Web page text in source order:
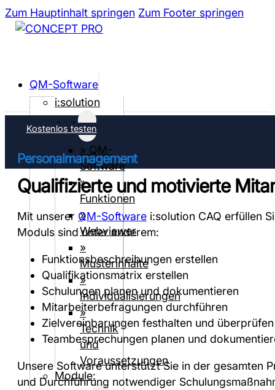
Zum Hauptinhalt springen Zum Footer springen
QM-Software
i:solution
CAQ
» QM-
Software
»
Funktionen
»
Webviewer
»
Musterinhalte
»
Individualisierungen
»
Technik
und
Voraussetzungen
Module:
Kostenlos testen
Personalmanagement
Qualifizierte und motivierte
Mit unserer QM-Software i:solution CAQ erfüllen
Moduls sind unter anderem:
Funktionsbeschreibungen erstellen
Qualifikationsmatrix erstellen
Schulungen planen und dokumentieren
Mitarbeiterbefragungen durchführen
Zielvereinbarungen festhalten und überprüfen
Teambesprechungen planen und
Unsere Software unterstützt Sie in der gesamten
und Durchführung notwendiger